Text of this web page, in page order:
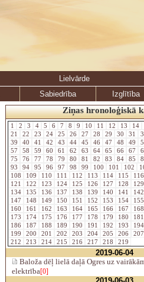
Lielvārde
Sabiedrība
Izglītība
Ziņas hronoloģiskā
1 2 3 4 5 6 7 8 9 10 11 12 13 14
21
22 23 24 25 26 27 28 29 30 31
39
40 41 42 43 44 45 46 47 48 49
57
58 59 60 61 62 63 64 65 66 67
75
76 77 78 79 80 81 82 83 84 85
93
94 95 96 97 98 99 100 101 102
108
109 110 111 112 113 114 115
121
122 123 124 125 126 127 128
134
135 136 137 138 139 140 141
147
148 149 150 151 152 153 154
160
161 162 163 164 165 166 167
173
174 175 176 177 178 179 180
186
187 188 189 190 191 192 193
199
200 201 202 203 204 205 206
212
213 214 215 216 217 218 219
2019-06-04
Baloža dēļ lielā daļā Ogres uz
elektrība[0]